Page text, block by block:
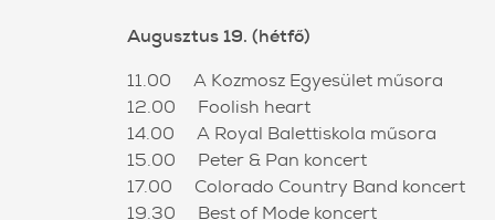
Augusztus 19. (hétfő)
11.00 A Kozmosz Egyesület műsora
12.00 Foolish heart
14.00 A Royal Balettiskola műsora
15.00 Peter & Pan koncert
17.00 Colorado Country Band koncert
19.30 Best of Mode koncert